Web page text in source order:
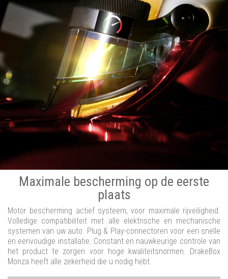
Maximale bescherming op de eerste
plaats
Motor bescherming actief systeem, voor maximale rijveiligheid.
Volledige compatibiliteit met alle elektrische en mechanische
systemen van uw auto. Plug & Play-connectoren voor een snelle
en eenvoudige installatie. Constant en nauwkeurige controle van
het product te zorgen voor hoge kwaliteitsnormen. DrakeBox
Monza heeft alle zekerheid die u nodig hebt.